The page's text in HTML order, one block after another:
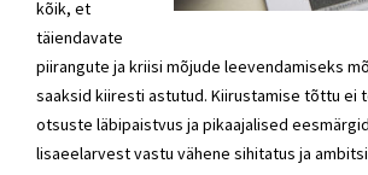
kõik, et
täiendavate
piirangute ja kriisi mõjude leevendamiseks
saaksid kiiresti astutud. Kiirustamise tõttu ei
otsuste läbipaistvus ja pikaajalised
lisaeelarvest vastu vähene sihitatus ja